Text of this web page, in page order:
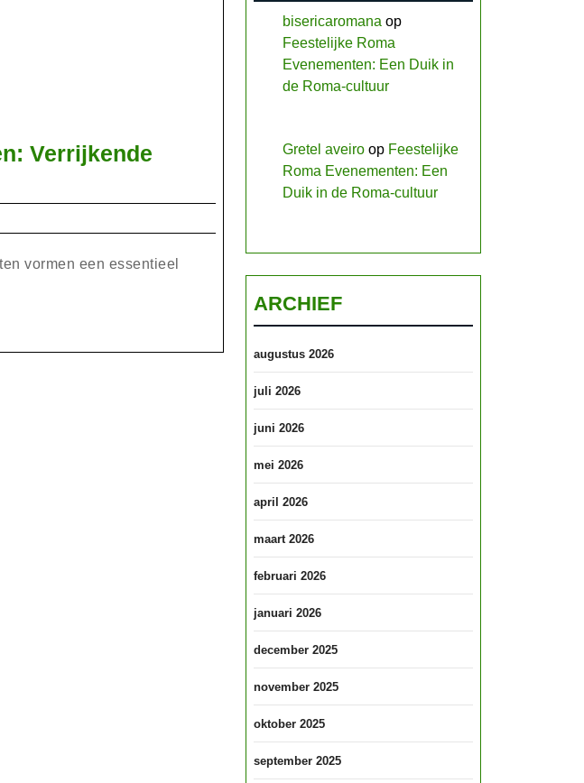
Verrijkende
vormen een essentieel
bisericaromana op
Feestelijke Roma
Evenementen: Een Duik in
de Roma-cultuur
Gretel aveiro op Feestelijke
Roma Evenementen: Een
Duik in de Roma-cultuur
ARCHIEF
augustus 2026
juli 2026
juni 2026
mei 2026
april 2026
maart 2026
februari 2026
januari 2026
december 2025
november 2025
oktober 2025
september 2025